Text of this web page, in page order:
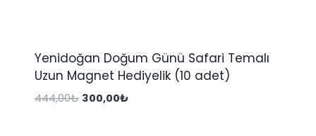
Yenidoğan Doğum Günü Safari Temalı
Uzun Magnet Hediyelik (10 adet)
444,00₺ Orijinal
300,00₺Şu